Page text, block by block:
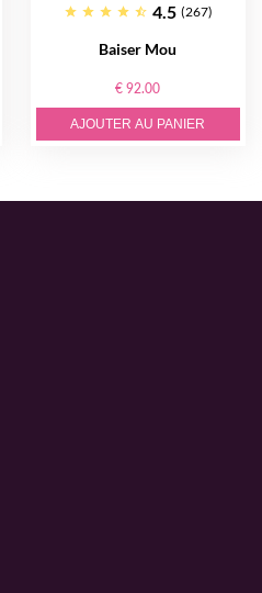
4.5 (267)
Baiser Mou
€ 92.00
AJOUTER AU PANIER